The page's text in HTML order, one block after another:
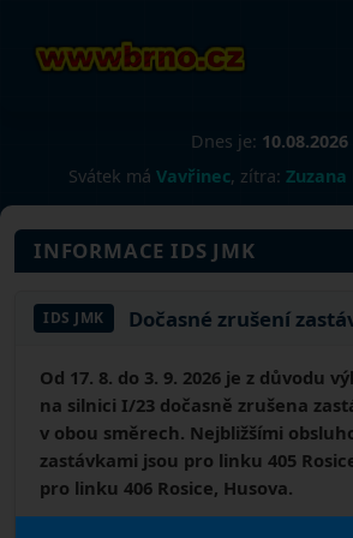
Dnes je: 10.08.2026
Svátek má Vavřinec, zítra: Zuzana
INFORMACE IDS JMK
IDS JMK Dočasné zrušení
Od 17. 8. do 3. 9. 2026 je z důvodu
na silnici I/23 dočasně zrušena
v obou směrech. Nejbližšími
zastávkami jsou pro linku 405
pro linku 406 Rosice, Husova.